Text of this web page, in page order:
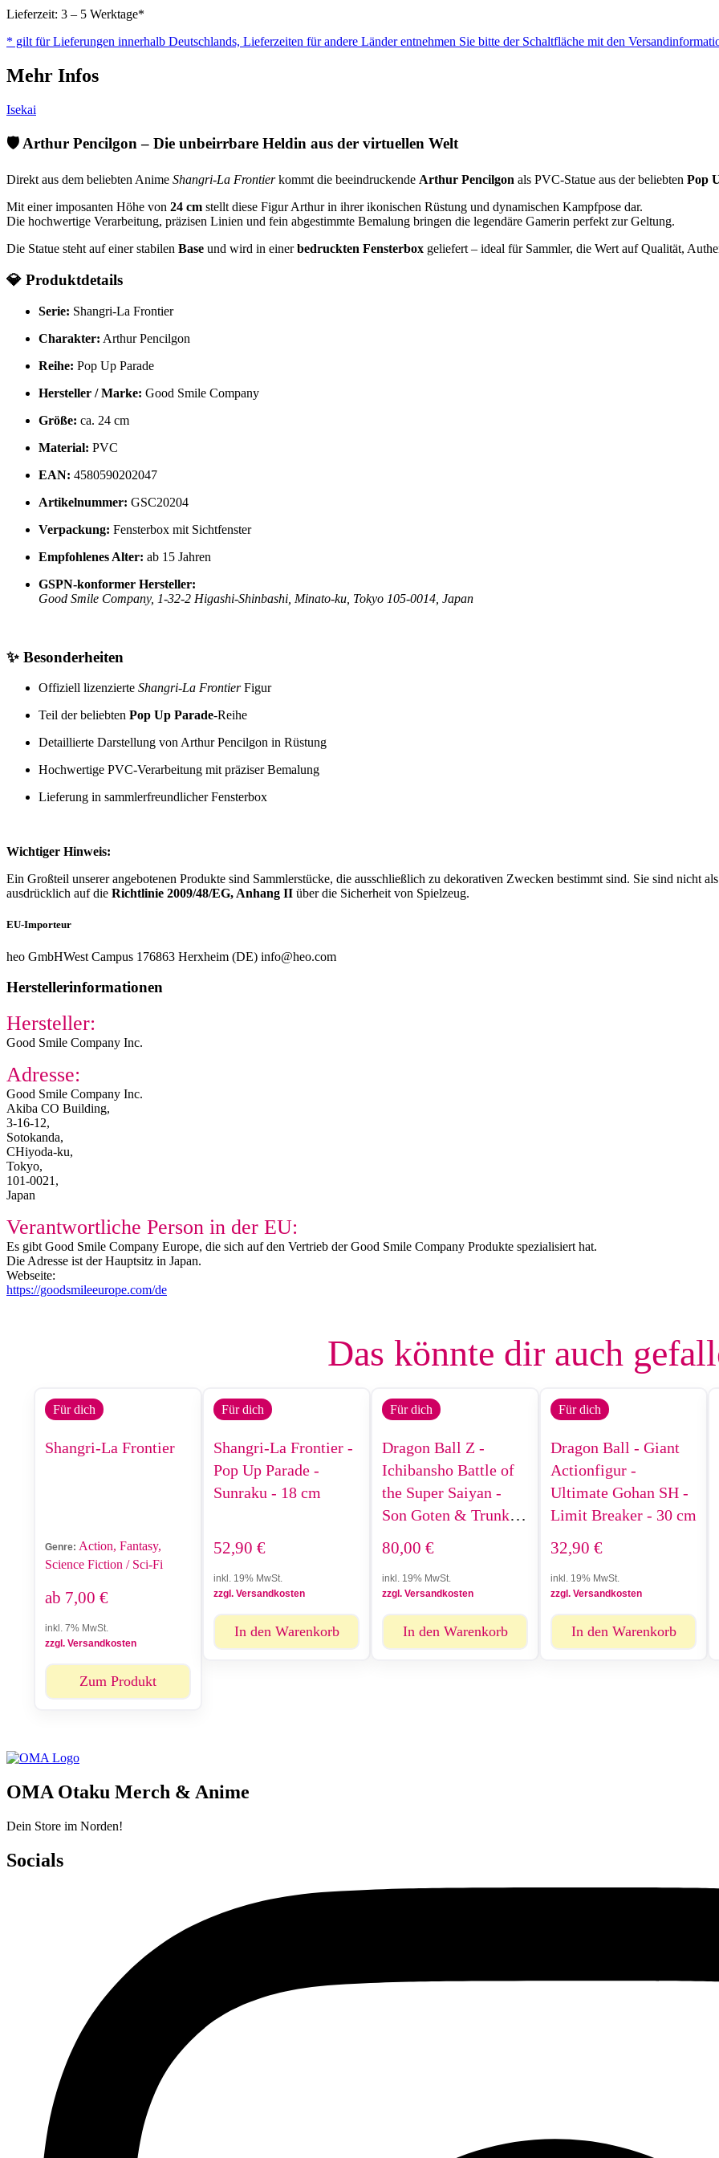
-
Up
-
Arthur
-
cm
Lieferzeit: 3 – 5 Werktage*
* gilt für Lieferungen innerhalb Deutschlands, Lieferzeiten für andere Länder entnehmen Sie bitte der Schaltfläche mit den
Mehr Infos
Isekai
🛡️ Arthur Pencilgon – Die unbeirrbare Heldin aus der virtuellen Welt
Direkt aus dem beliebten Anime Shangri-La Frontierkommt die beeindruckende Arthur Pencilgon als PVC-Statue aus der beliebten Pop
Mit einer imposanten Höhe von 24 cm stellt diese Figur Arthur in ihrer ikonischen Rüstung und dynamischen Kampfpose dar.
Die hochwertige Verarbeitung, präzisen Linien und fein abgestimmte Bemalung bringen die legendäre Gamerin perfekt zur Geltung.
Die Statue steht auf einer stabilen Base und wird in einerbedruckten Fensterbox geliefert – ideal für Sammler, die Wert auf Qualität,
💎 Produktdetails
Serie: Shangri-La Frontier
Charakter: Arthur Pencilgon
Reihe: Pop Up Parade
Hersteller / Marke: Good Smile Company
Größe: ca. 24 cm
Material: PVC
EAN: 4580590202047
Artikelnummer: GSC20204
Verpackung: Fensterbox mit Sichtfenster
Empfohlenes Alter: ab 15 Jahren
GSPN-konformer Hersteller:
Good Smile Company, 1-32-2 Higashi-Shinbashi, Minato-ku, Tokyo 105-0014, Japan
✨ Besonderheiten
Offiziell lizenzierte Shangri-La FrontierFigur
Teil der beliebten Pop Up Parade-Reihe
Detaillierte Darstellung von Arthur Pencilgon in Rüstung
Hochwertige PVC-Verarbeitung mit präziser Bemalung
Lieferung in sammlerfreundlicher Fensterbox
Wichtiger Hinweis:
Ein Großteil unserer angebotenen Produkte sind Sammlerstücke, die ausschließlich zu dekorativen Zwecken bestimmt sind. Sie sind nicht
ausdrücklich auf die Richtlinie 2009/48/EG, Anhang II über die Sicherheit von Spielzeug.
EU-Importeur
heo GmbHWest Campus 1 76863 Herxheim (DE) info@heo.com
Herstellerinformationen
Hersteller:
Good Smile Company Inc.
Adresse:
Good Smile Company Inc.
Akiba CO Building,
3-16-12,
Sotokanda,
CHiyoda-ku,
Tokyo,
101-0021,
Japan
Verantwortliche Person in der EU:
Es gibt Good Smile Company Europe, die sich auf den Vertrieb der Good Smile Company Produkte spezialisiert hat.
Die Adresse ist der Hauptsitz in Japan.
Webseite:
https://goodsmileeurope.com/de
Das könnte dir auch
Für dich
Shangri-La Frontier
Genre: Action, Fantasy,
Science Fiction / Sci-Fi
ab 7,00 €
inkl. 7% MwSt.
zzgl. Versandkosten
Zum Produkt
Für dich
Shangri-La Frontier -
Pop Up Parade -
Sunraku - 18 cm
52,90 €
inkl. 19% MwSt.
zzgl. Versandkosten
In den Warenkorb
Für dich
Dragon Ball Z -
Ichibansho Battle of
the Super Saiyan -
Son Goten & Trunks -
80,00 €
inkl. 19% MwSt.
zzgl. Versandkosten
In den Warenkorb
Für dich
Dragon Ball - Giant
Actionfigur -
Ultimate Gohan SH -
Limit Breaker - 30 cm
32,90 €
inkl. 19% MwSt.
zzgl. Versandkosten
In den Warenkorb
OMA Otaku Merch & Anime
Dein Store im Norden!
Socials